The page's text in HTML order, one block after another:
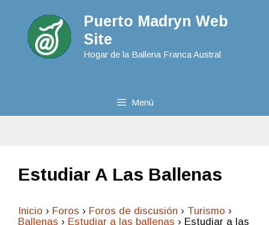
Puerto Madryn Web
Site
Hogar de la Ballena Franca Austral
Menú
Estudiar A Las Ballenas
Inicio › Foros › Foros de discusión › Turismo ›
Ballenas › Estudiar a las ballenas › Estudiar a las